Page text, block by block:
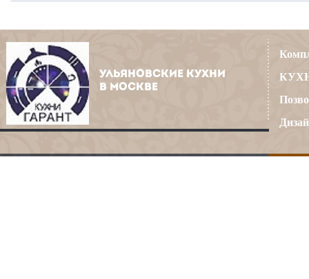
УЛЬЯНОВСКИЕ КУХНИ
В МОСКВЕ